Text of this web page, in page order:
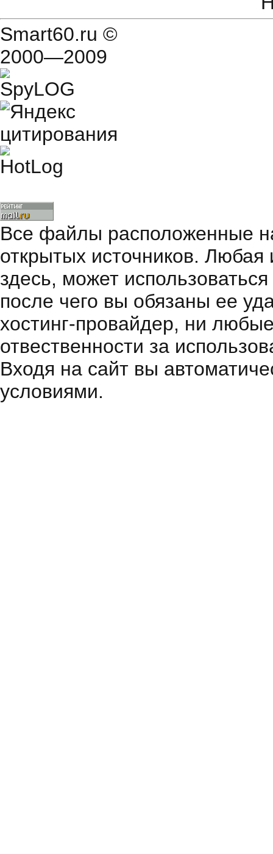
Smart60.ru ©
2000—2009
Все файлы расположенные
открытых источников.
здесь, может
после чего вы обязаны ее
хостинг-провайдер, ни
отвественности за
Входя на сайт вы
условиями.